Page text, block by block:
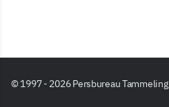
© 1997 - 2026 Persbureau Tammeling